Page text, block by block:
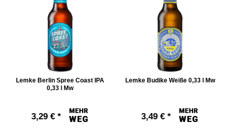
Lemke Berlin Spree Coast IPA
0,33 l Mw
3,29 € *
Lemke Budike Weiße 0,33 l Mw
3,49 € *